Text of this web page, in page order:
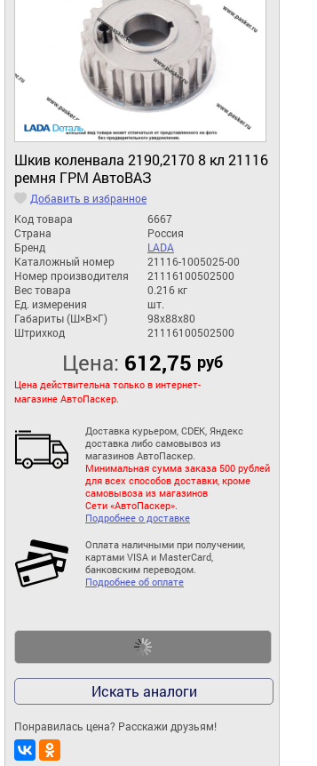
Шкив коленвала 2190,2170 8 кл 21116
ремня ГРМ АвтоВАЗ
Добавить в избранное
Код товара
6667
Страна
Россия
Бренд
LADA
Каталожный номер
21116-1005025-00
Номер производителя
21116100502500
Вес товара
0.216 кг
Ед. измерения
шт.
Габариты (Ш×В×Г)
98x88x80
Штрихкод
21116100502500
Цена: 612,75 руб
Цена действительна только в интернет-
магазине АвтоПаскер.
Доставка курьером, CDEK, Яндекс
доставка либо самовывоз из
магазинов АвтоПаскер.
Минимальная сумма заказа 500 рублей
для всех способов доставки, кроме
самовывоза из магазинов
Сети «АвтоПаскер».
Подробнее о доставке
Оплата наличными при получении,
картами VISA и MasterCard,
банковским переводом.
Подробнее об оплате
Искать аналоги
Понравилась цена? Расскажи друзьям!